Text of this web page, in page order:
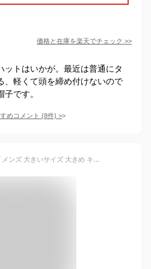
価格と在庫を楽天でチェック >>
ットはいかが。最近は普通にタ
、軽くて頭を締め付けないので
です。
めコメント (8件) >
AVIREX ワークキャップ メンズ 大きいサイズ 大きめ キャップ ブランド 帽子 アメカジ アビレックス 春 夏 秋 冬 綿100％ ★REVM 18490000 14787700 80264100 7992540 ネイビー/ベージュ/ブラック/カーキ プレゼント ギフト